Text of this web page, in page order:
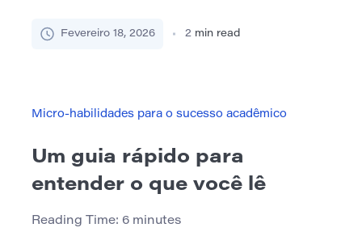
verdade é que ficar por dentro dos prazos não é
Fevereiro 18, 2026 2 min read
Micro-habilidades para o sucesso acadêmico
Um guia rápido para
entender o que você lê
Reading Time: 6 minutes